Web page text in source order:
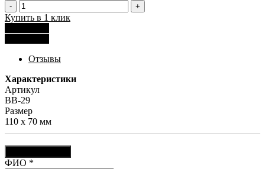
- +
Купить в 1 клик
Отзывы
Характеристики
Артикул
BB-29
Размер
110 x 70 мм
Ваш отзыв был отправлен!
ФИО *